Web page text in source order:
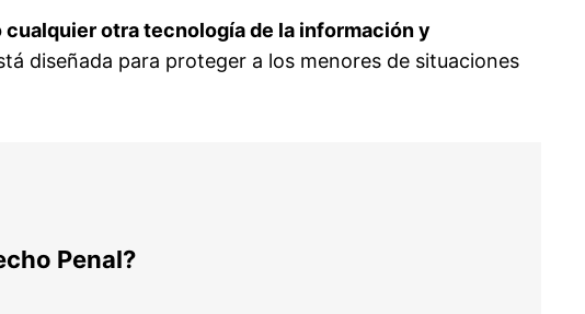
otra tecnología de la información y
diseñada para proteger a los menores de situaciones
Penal?